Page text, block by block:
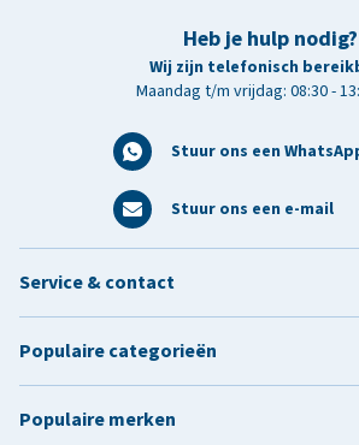
Heb je hulp nodig?
Wij zijn telefonisch
Maandag t/m vrijdag: 08:30 -
Stuur ons een
Stuur ons een e-mail
Service & contact
Populaire categorieën
Populaire merken